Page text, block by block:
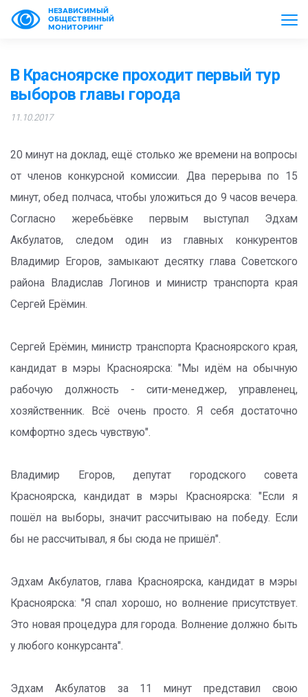
НЕЗАВИСИМЫЙ
ОБЩЕСТВЕННЫЙ
МОНИТОРИНГ
В Красноярске проходит первый тур
выборов главы города
11.10.2017
20 минут на доклад, ещё столько же времени на вопросы
от членов конкурсной комиссии. Два перерыва по 15
минут, обед полчаса, чтобы уложиться до 9 часов вечера.
Согласно жеребьёвке первым выступал Эдхам
Акбулатов, следом один из главных конкурентов
Владимир Егоров, замыкают десятку глава Советского
района Владислав Логинов и министр транспорта края
Сергей Ерёмин.
Сергей Ерёмин, министр транспорта Красноярского края,
кандидат в мэры Красноярска: "Мы идём на обычную
рабочую должность - сити-менеджер, управленец,
хозяйственник. Всё очень просто. Я себя достаточно
комфортно здесь чувствую".
Владимир Егоров, депутат городского совета
Красноярска, кандидат в мэры Красноярска: "Если я
пошёл на выборы, значит рассчитываю на победу. Если
бы не рассчитывал, я бы сюда не пришёл".
Эдхам Акбулатов, глава Красноярска, кандидат в мэры
Красноярска: "Я спал хорошо, но волнение присутствует.
Это новая процедура для города. Волнение должно быть
у любого конкурсанта".
Эдхам Акбулатов за 11 минут представил свою